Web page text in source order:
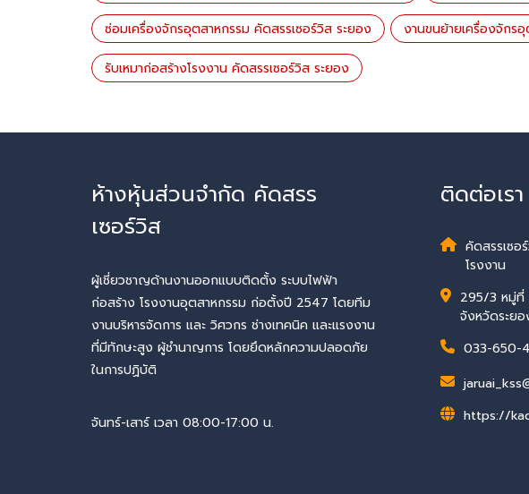
ซ่อมเครื่องจักรอุตสาหกรรม คัดสรรเซอร์วิส ระยอง งานขนย้ายเครื่องจักร
รับเหมาก่อสร้างโรงงาน คัดสรรเซอร์วิส ระยอง
ห้างหุ้นส่วนจำกัด คัดสรร
เซอร์วิส
ผู้เชี่ยวชาญด้านงานออกแบบติดตั้ง ระบบไฟฟ้า
ก่อสร้าง โรงงานอุตสาหกรรม ก่อตั้งปี 2547 โดยทีม
งานบริหารจัดการ และ วิศวกร ช่างเทคนิค และแรงงาน
ที่มีทักษะสูง ผู้ชำนาญการ โดยยึดหลักความปลอดภัย
ในการปฏิบัติ
จันทร์-เสาร์ เวลา 08:00-17:00 น.
ติดต่อเรา
คัดสรรเซอ
โรงงาน
295/3 หมู่
จังหวัดระยอ
033-650-
https://